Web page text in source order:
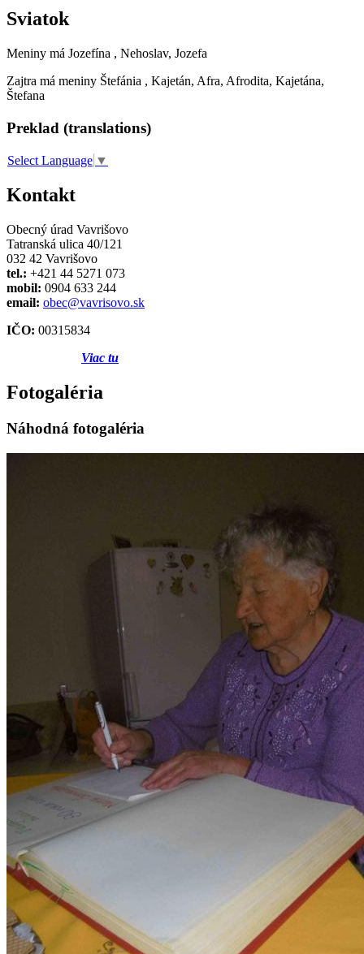
Sviatok
Meniny má Jozefína , Nehoslav, Jozefa
Zajtra má meniny Štefánia , Kajetán, Afra, Afrodita, Kajetána,
Štefana
Preklad (translations)
Select Language ▼
Kontakt
Obecný úrad Vavrišovo
Tatranská ulica 40/121
032 42 Vavrišovo
tel.: +421 44 5271 073
mobil: 0904 633 244
email: obec@vavrisovo.sk
IČO: 00315834
Viac tu
Fotogaléria
Náhodná fotogaléria